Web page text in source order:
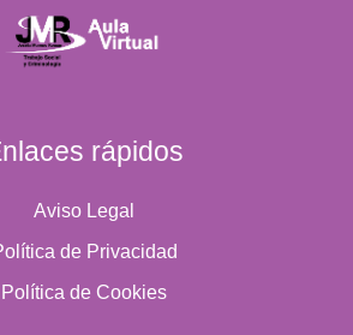
rápidos
Aviso Legal
de Privacidad
Política de Cookies